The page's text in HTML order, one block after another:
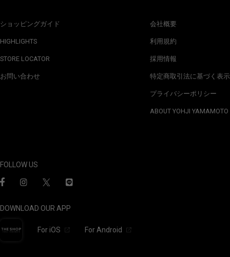
ショッピングガイド
HIGHLIGHTS
STORE LOCATOR
お問い合わせ
会社概要
利用規約
採用情報
特定商取引法に基づく表示
プライバシーポリシー
ABOUT YOHJI YAMAMOTO
FOLLOW US
DOWNLOAD OUR APP
For iOS For Android